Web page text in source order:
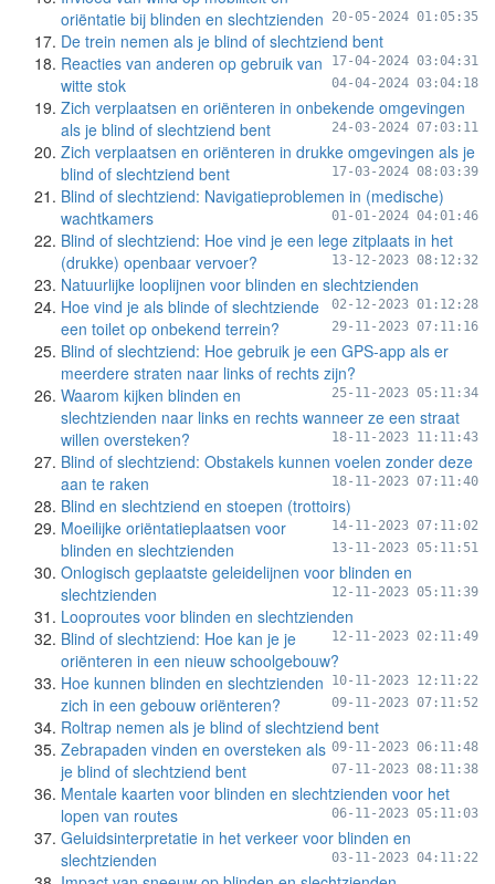
oriëntatie bij blinden en slechtzienden
20-05-2024 01:05:35
De trein nemen als je blind of slechtziend bent
17-04-2024 03:04:31
Reacties van anderen op gebruik van
witte stok
04-04-2024 03:04:18
Zich verplaatsen en oriënteren in onbekende omgevingen
als je blind of slechtziend bent
24-03-2024 07:03:11
Zich verplaatsen en oriënteren in drukke omgevingen als je
blind of slechtziend bent
17-03-2024 08:03:39
Blind of slechtziend: Navigatieproblemen in (medische)
wachtkamers
01-01-2024 04:01:46
Blind of slechtziend: Hoe vind je een lege zitplaats in het
(drukke) openbaar vervoer?
13-12-2023 08:12:32
Natuurlijke looplijnen voor blinden en slechtzienden
02-12-2023 01:12:28
Hoe vind je als blinde of slechtziende
een toilet op onbekend terrein?
29-11-2023 07:11:16
Blind of slechtziend: Hoe gebruik je een GPS-app als er
meerdere straten naar links of rechts zijn?
25-11-2023 05:11:34
Waarom kijken blinden en
slechtzienden naar links en rechts wanneer ze een straat
willen oversteken?
18-11-2023 11:11:43
Blind of slechtziend: Obstakels kunnen voelen zonder deze
aan te raken
18-11-2023 07:11:40
Blind en slechtziend en stoepen (trottoirs)
14-11-2023 07:11:02
Moeilijke oriëntatieplaatsen voor
blinden en slechtzienden
13-11-2023 05:11:51
Onlogisch geplaatste geleidelijnen voor blinden en
slechtzienden
12-11-2023 05:11:39
Looproutes voor blinden en slechtzienden
12-11-2023 02:11:49
Blind of slechtziend: Hoe kan je je
oriënteren in een nieuw schoolgebouw?
10-11-2023 12:11:22
Hoe kunnen blinden en slechtzienden
zich in een gebouw oriënteren?
09-11-2023 07:11:52
Roltrap nemen als je blind of slechtziend bent
09-11-2023 06:11:48
Zebrapaden vinden en oversteken als
je blind of slechtziend bent
07-11-2023 08:11:38
Mentale kaarten voor blinden en slechtzienden voor het
lopen van routes
06-11-2023 05:11:03
Geluidsinterpretatie in het verkeer voor blinden en
slechtzienden
03-11-2023 04:11:22